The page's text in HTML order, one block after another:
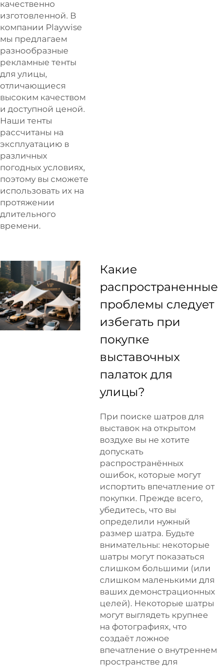
качественно
изготовленной. В
компании Playwise
мы предлагаем
разнообразные
рекламные тенты
для улицы,
отличающиеся
высоким качеством
и доступной ценой.
Наши тенты
рассчитаны на
эксплуатацию в
различных
погодных условиях,
поэтому вы сможете
использовать их на
протяжении
длительного
времени.
Какие
распространенные
проблемы следует
избегать при
покупке
выставочных
палаток для
улицы?
При поиске шатров для
выставок на открытом
воздухе вы не хотите
допускать
распространённых
ошибок, которые могут
испортить впечатление от
покупки. Прежде всего,
убедитесь, что вы
определили нужный
размер шатра. Будьте
внимательны: некоторые
шатры могут показаться
слишком большими (или
слишком маленькими для
ваших демонстрационных
целей). Некоторые шатры
могут выглядеть крупнее
на фотографиях, что
создаёт ложное
впечатление о внутреннем
пространстве для